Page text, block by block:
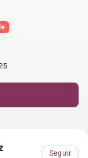
Seguir